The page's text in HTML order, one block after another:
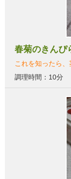
春菊のきんぴ
これを知ったら、
調理時間：10分